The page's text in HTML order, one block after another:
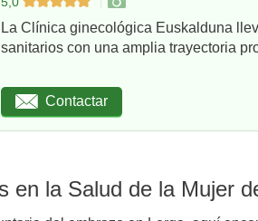
La Clínica ginecológica Euskalduna
sanitarios con una amplia trayectoria
Contactar
en la Salud de la Mujer